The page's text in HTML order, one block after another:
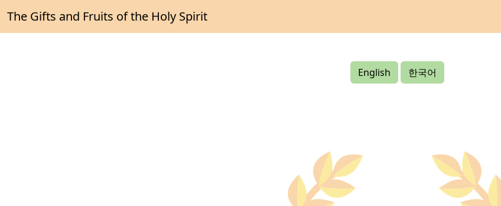
The Gifts and Fruits of the Holy Spirit
English 한국어